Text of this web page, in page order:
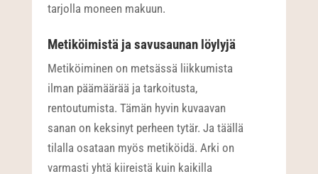
tarjolla moneen makuun.
Metiköimistä ja savusaunan löylyjä
Metiköiminen on metsässä liikkumista
ilman päämäärää ja tarkoitusta,
rentoutumista. Tämän hyvin kuvaavan
sanan on keksinyt perheen tytär. Ja täällä
tilalla osataan myös metiköidä. Arki on
varmasti yhtä kiireistä kuin kaikilla